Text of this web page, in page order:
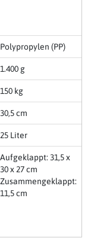
Polypropylen (PP)
1.400 g
150 kg
30,5 cm
25 Liter
Aufgeklappt: 31,5 x
30 x 27 cm
Zusammengeklappt:
11,5 cm